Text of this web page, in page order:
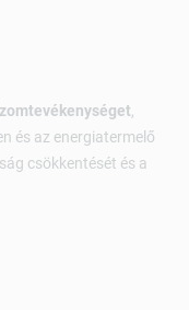
és az energiatermelő
csökkentését és a